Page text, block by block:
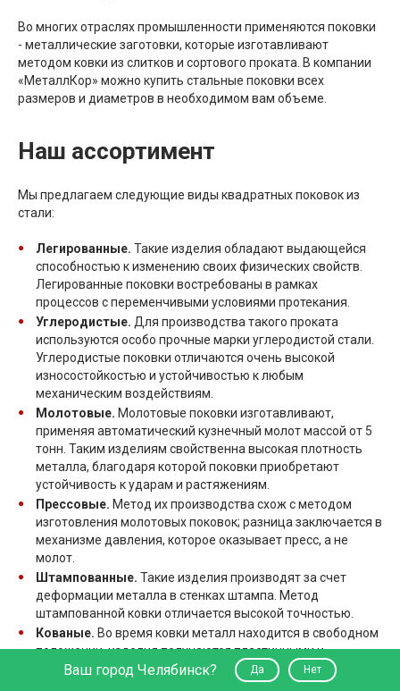
Во многих отраслях промышленности применяются поковки
- металлические заготовки, которые изготавливают
методом ковки из слитков и сортового проката. В компании
«МеталлКор» можно купить стальные поковки всех
размеров и диаметров в необходимом вам объеме.
Наш ассортимент
Мы предлагаем следующие виды квадратных поковок из
стали:
Легированные. Такие изделия обладают выдающейся
способностью к изменению своих физических свойств.
Легированные поковки востребованы в рамках
процессов с переменчивыми условиями протекания.
Углеродистые. Для производства такого проката
используются особо прочные марки углеродистой стали.
Углеродистые поковки отличаются очень высокой
износостойкостью и устойчивостью к любым
механическим воздействиям.
Молотовые. Молотовые поковки изготавливают,
применяя автоматический кузнечный молот массой от 5
тонн. Таким изделиям свойственна высокая плотность
металла, благодаря которой поковки приобретают
устойчивость к ударам и растяжениям.
Прессовые. Метод их производства схож с методом
изготовления молотовых поковок; разница заключается в
механизме давления, которое оказывает пресс, а не
молот.
Штампованные. Такие изделия производят за счет
деформации металла в стенках штампа. Метод
штампованной ковки отличается высокой точностью.
Кованые. Во время ковки металл находится в свободном
положении, изделия получаются пластичными и
прочными. Основные инструменты для изготовления
таких поковок - прессы, молоты, кувалды.
Ваш город Челябинск? Да Нет